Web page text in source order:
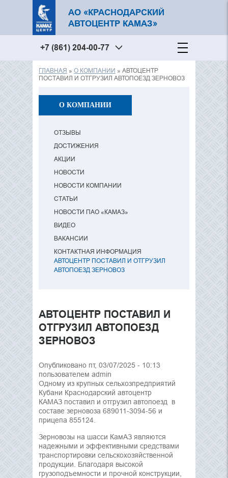
+7 (861) 204-00-77
АО «КРАСНОДАРСКИЙ
АВТОЦЕНТР КАМАЗ»
Вы здесь
ГЛАВНАЯ » О КОМПАНИИ » АВТОЦЕНТР
ПОСТАВИЛ И ОТГРУЗИЛ АВТОПОЕЗД ЗЕРНОВОЗ
О КОМПАНИИ
ОТЗЫВЫ
ДОСТИЖЕНИЯ
АКЦИИ
НОВОСТИ
НОВОСТИ КОМПАНИИ
СТАТЬИ
НОВОСТИ ПАО «КАМАЗ»
ВИДЕО
ВАКАНСИИ
КОНТАКТНАЯ ИНФОРМАЦИЯ
АВТОЦЕНТР ПОСТАВИЛ И ОТГРУЗИЛ
АВТОПОЕЗД ЗЕРНОВОЗ
АВТОЦЕНТР ПОСТАВИЛ И
ОТГРУЗИЛ АВТОПОЕЗД
ЗЕРНОВОЗ
Опубликовано пт, 03/07/2025 - 10:13
пользователем admin
Одному из крупных сельхозпредприятий
Кубани Краснодарский автоцентр
КАМАЗ поставил и отгрузил автопоезд в
составе зерновоза 689011-3094-56 и
прицепа 855124.
Зерновозы на шасси КамАЗ являются
надежными и эффективными средствами
транспортировки сельскохозяйственной
продукции. Благодаря высокой
грузоподъемности и прочной конструкции,